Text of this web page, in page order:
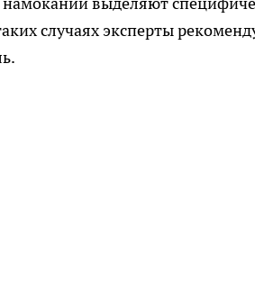
случаях эксперты